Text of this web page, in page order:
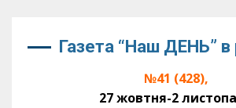
Газета “Наш ДЕНЬ” в
№41 (428),
27 жовтня-2